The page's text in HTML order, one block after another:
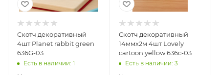
Скотч декоративный
4шт Planet rabbit green
636G-03
Есть в наличии: 1
Скотч декоративный
14ммх2м 4шт Lovely
cartoon yellow 636c-03
Есть в наличии: 3